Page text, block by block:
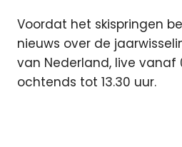
Voordat het skispringen
nieuws over de
van Nederland, live vanaf
ochtends tot 13.30 uur.